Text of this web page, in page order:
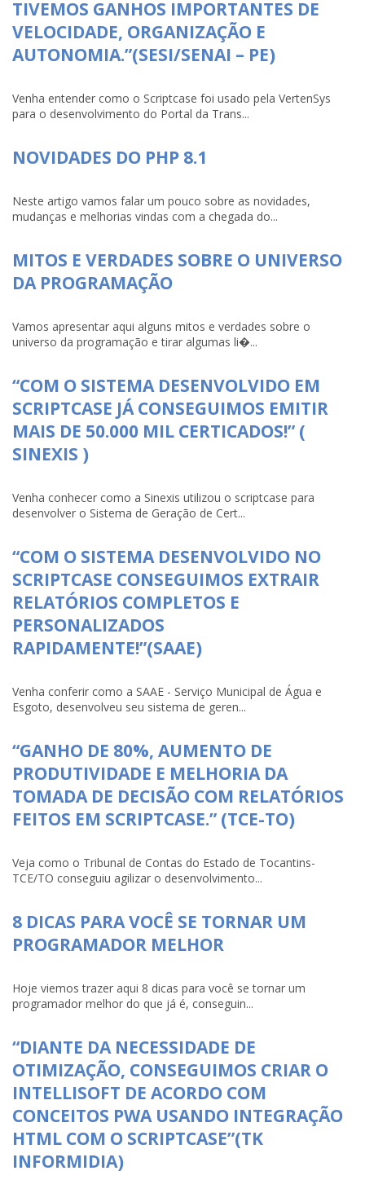
TIVEMOS GANHOS IMPORTANTES DE
VELOCIDADE, ORGANIZAÇÃO E
AUTONOMIA.”(SESI/SENAI – PE)
Venha entender como o Scriptcase foi usado pela VertenSys
para o desenvolvimento do Portal da Trans...
NOVIDADES DO PHP 8.1
Neste artigo vamos falar um pouco sobre as novidades,
mudanças e melhorias vindas com a chegada do...
MITOS E VERDADES SOBRE O UNIVERSO
DA PROGRAMAÇÃO
Vamos apresentar aqui alguns mitos e verdades sobre o
universo da programação e tirar algumas li�...
“COM O SISTEMA DESENVOLVIDO EM
SCRIPTCASE JÁ CONSEGUIMOS EMITIR
MAIS DE 50.000 MIL CERTICADOS!” (
SINEXIS )
Venha conhecer como a Sinexis utilizou o scriptcase para
desenvolver o Sistema de Geração de Cert...
“COM O SISTEMA DESENVOLVIDO NO
SCRIPTCASE CONSEGUIMOS EXTRAIR
RELATÓRIOS COMPLETOS E
PERSONALIZADOS
RAPIDAMENTE!”(SAAE)
Venha conferir como a SAAE - Serviço Municipal de Água e
Esgoto, desenvolveu seu sistema de geren...
“GANHO DE 80%, AUMENTO DE
PRODUTIVIDADE E MELHORIA DA
TOMADA DE DECISÃO COM RELATÓRIOS
FEITOS EM SCRIPTCASE.” (TCE-TO)
Veja como o Tribunal de Contas do Estado de Tocantins-
TCE/TO conseguiu agilizar o desenvolvimento...
8 DICAS PARA VOCÊ SE TORNAR UM
PROGRAMADOR MELHOR
Hoje viemos trazer aqui 8 dicas para você se tornar um
programador melhor do que já é, conseguin...
“DIANTE DA NECESSIDADE DE
OTIMIZAÇÃO, CONSEGUIMOS CRIAR O
INTELLISOFT DE ACORDO COM
CONCEITOS PWA USANDO INTEGRAÇÃO
HTML COM O SCRIPTCASE”(TK
INFORMIDIA)